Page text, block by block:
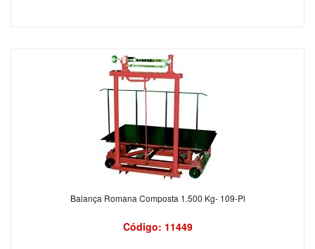
Balança Romana Composta 1.500 Kg- 109-Pl
Código: 11449